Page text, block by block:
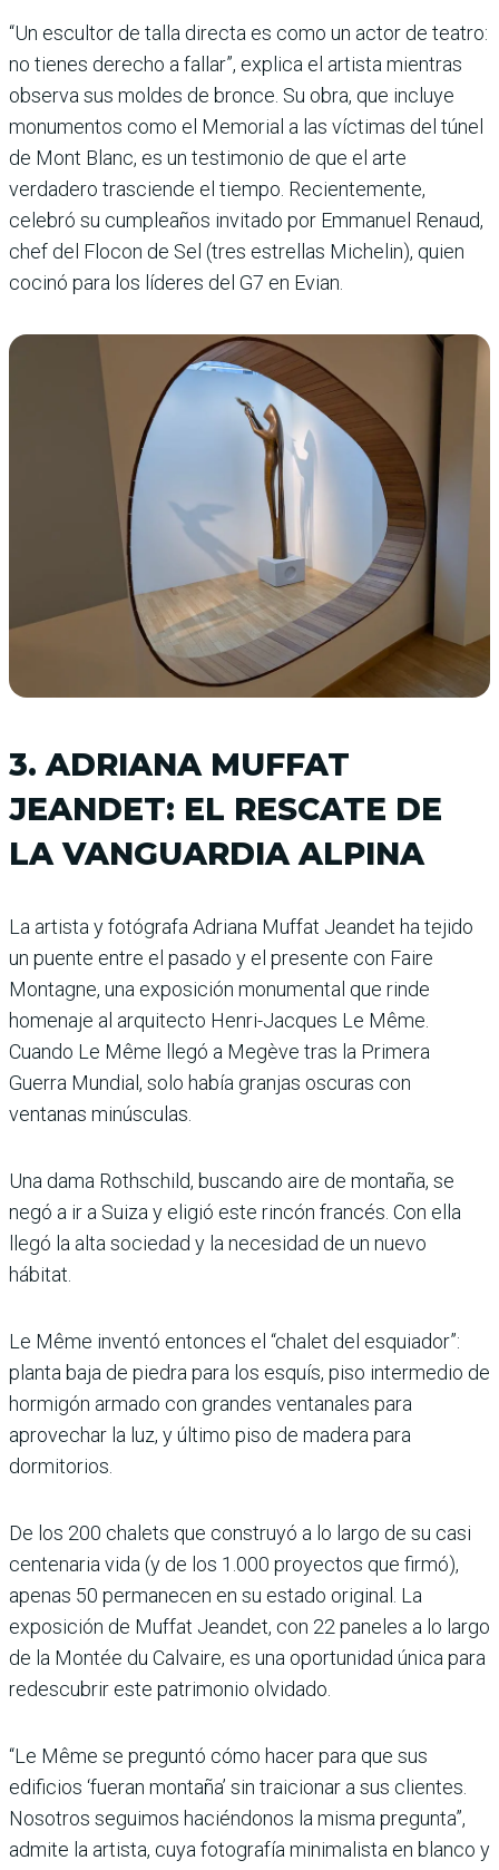
“Un escultor de talla directa es como un actor de teatro:
no tienes derecho a fallar”, explica el artista mientras
observa sus moldes de bronce. Su obra, que incluye
monumentos como el Memorial a las víctimas del túnel
de Mont Blanc, es un testimonio de que el arte
verdadero trasciende el tiempo. Recientemente,
celebró su cumpleaños invitado por Emmanuel Renaud,
chef del Flocon de Sel (tres estrellas Michelin), quien
cocinó para los líderes del G7 en Evian.
3. ADRIANA MUFFAT
JEANDET: EL RESCATE DE
LA VANGUARDIA ALPINA
La artista y fotógrafa Adriana Muffat Jeandet ha tejido
un puente entre el pasado y el presente con Faire
Montagne, una exposición monumental que rinde
homenaje al arquitecto Henri-Jacques Le Même.
Cuando Le Même llegó a Megève tras la Primera
Guerra Mundial, solo había granjas oscuras con
ventanas minúsculas.
Una dama Rothschild, buscando aire de montaña, se
negó a ir a Suiza y eligió este rincón francés. Con ella
llegó la alta sociedad y la necesidad de un nuevo
hábitat.
Le Même inventó entonces el “chalet del esquiador”:
planta baja de piedra para los esquís, piso intermedio de
hormigón armado con grandes ventanales para
aprovechar la luz, y último piso de madera para
dormitorios.
De los 200 chalets que construyó a lo largo de su casi
centenaria vida (y de los 1.000 proyectos que firmó),
apenas 50 permanecen en su estado original. La
exposición de Muffat Jeandet, con 22 paneles a lo largo
de la Montée du Calvaire, es una oportunidad única para
redescubrir este patrimonio olvidado.
“Le Même se preguntó cómo hacer para que sus
edificios ‘fueran montaña’ sin traicionar a sus clientes.
Nosotros seguimos haciéndonos la misma pregunta”,
admite la artista, cuya fotografía minimalista en blanco y